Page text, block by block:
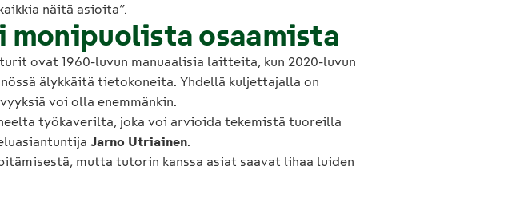
näitä asioita”.
osaamista
ovat 1960-luvun manuaalisia laitteita, kun 2020-luvun
älykkäitä tietokoneita. Yhdellä kuljettajalla on
voi olla enemmänkin.
työkaverilta, joka voi arvioida tekemistä tuoreilla
Jarno Utriainen.
mutta tutorin kanssa asiat saavat lihaa luiden